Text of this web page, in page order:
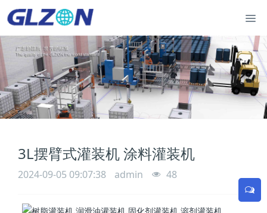
3L摆臂式灌装机 涂料灌装机
2024-09-05 09:07:38 admin 48